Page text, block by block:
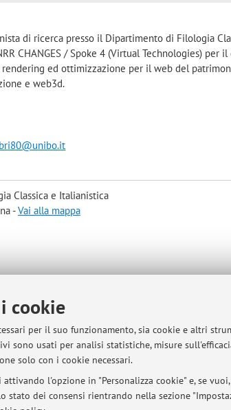
cookie
per il suo funzionamento, sia cookie e altri
sono usati per analisi statistiche, misure
solo con i cookie necessari.
l'opzione in "Personalizza cookie" e, se
stato dei consensi rientrando nella sezione
di ricerca presso il Dipartimento di Filologia
CHANGES / Spoke 4 (Virtual Technologies) per
rendering ed ottimizzazione per il web del
e web3d.
Classica e Italianistica
-Vai alla mappa
- Università di Bologna - Via Zamboni, 33 - 40126